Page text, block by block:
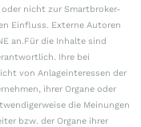
nicht zur Smartbroker-
Einfluss. Externe Autoren
an.Für die Inhalte sind
Ihre bei
von Anlageinteressen der
ihrer Organe oder
die Meinungen
bzw. der Organe ihrer